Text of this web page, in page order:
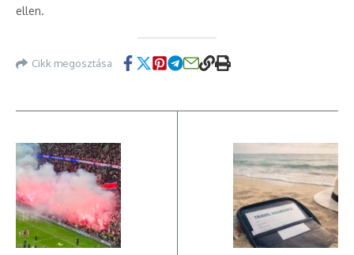
ellen.
Cikk megosztása